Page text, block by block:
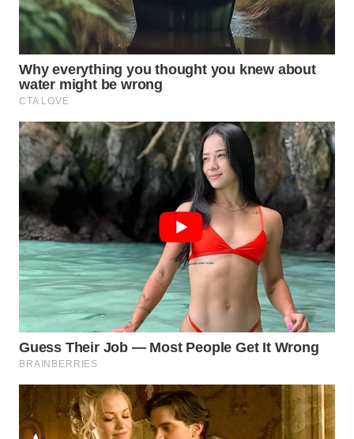
WN
TEBING
TINGGI
WN
PAKPAK
WN
KARAWANG
BEKASI
WN
BOGOR
WN
DEPOK
TAPANULI
UTARA